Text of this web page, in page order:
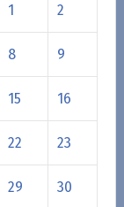
1 2
8 9
15 16
22 23
29 30